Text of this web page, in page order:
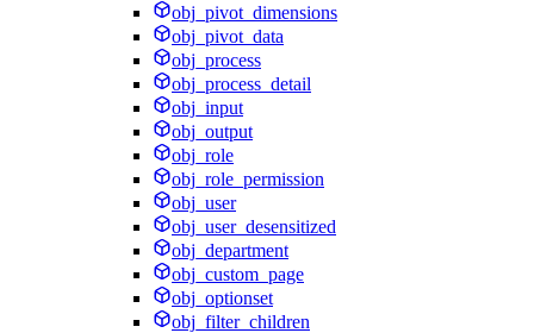
obj_pivot_dimensions
obj_pivot_data
obj_process
obj_process_detail
obj_input
obj_output
obj_role
obj_role_permission
obj_user
obj_user_desensitized
obj_department
obj_custom_page
obj_optionset
obj_filter_children